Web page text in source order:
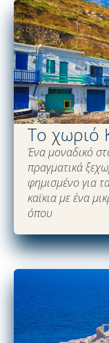
Το χωριό
Ένα μοναδικό
πραγματικά
φημισμένο για
καϊκια με ένα
όπου